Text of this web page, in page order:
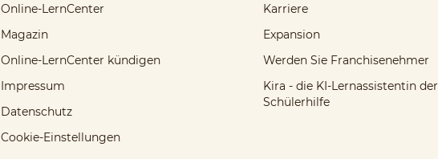
Online-LernCenter
Magazin
Online-LernCenter kündigen
Impressum
Datenschutz
Cookie-Einstellungen
Karriere
Expansion
Werden Sie Franchisenehmer
Kira - die KI-Lernassistentin der
Schülerhilfe